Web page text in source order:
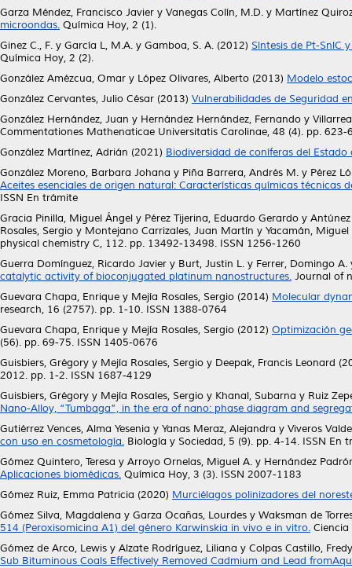
Garza Méndez, Francisco Javier y Vanegas Colín, M.D. y Martínez
microondas. Química Hoy, 2 (1).
Ginez C., F. y García L, M.A. y Gamboa, S. A. (2012) Síntesis de Pt-SnlC
Química Hoy, 2 (2).
González Amézcua, Omar y López Olivares, Alberto (2013) Modelo
González Cervantes, Julio César (2013) Vulnerabilidades de Seguridad
González Hernández, Juan y Hernández Hernández, Fernando y
Commentationes Mathenaticae Universitatis Carolinae, 48 (4). pp. 623-
González Martínez, Adrián (2021) Biodiversidad de coníferas del Estado
González Moreno, Barbara Johana y Piña Barrera, Andrés M. y Pérez
Aceites esenciales de origen natural: Características químicas técnicas
ISSN En trámite
Gracia Pinilla, Miguel Ángel y Pérez Tijerina, Eduardo Gerardo y
Rosales, Sergio y Montejano Carrizales, Juan Martín y Yacamán, Miguel
physical chemistry C, 112. pp. 13492-13498. ISSN 1256-1260
Guerra Domínguez, Ricardo Javier y Burt, Justin L. y Ferrer, Domingo A.
catalytic activity of bioconjugated platinum nanostructures. Journal of
Guevara Chapa, Enrique y Mejía Rosales, Sergio (2014) Molecular
research, 16 (2757). pp. 1-10. ISSN 1388-0764
Guevara Chapa, Enrique y Mejía Rosales, Sergio (2012) Optimización
(56). pp. 69-75. ISSN 1405-0676
Guisbiers, Grégory y Mejía Rosales, Sergio y Deepak, Francis Leonard
2012. pp. 1-2. ISSN 1687-4129
Guisbiers, Grégory y Mejía Rosales, Sergio y Khanal, Subarna y Ruiz
Nano-Alloy, “Tumbaga”, in the era of nano: phase diagram and
Gutiérrez Vences, Alma Yesenia y Yanas Meraz, Alejandra y Viveros
con uso en cosmetología. Biología y Sociedad, 5 (9). pp. 4-14. ISSN En
Gómez Quintero, Teresa y Arroyo Ornelas, Miguel A. y Hernández
Aplicaciones biomédicas. Química Hoy, 3 (3). ISSN 2007-1183
Gómez Ruiz, Emma Patricia (2020) Murciélagos polinizadores del
Gómez Silva, Magdalena y Garza Ocañas, Lourdes y Waksman de
514 (Peroxisomicina A1) del género Karwinskia in vivo e in vitro. Ciencia
Gómez de Arco, Lewis y Alzate Rodríguez, Liliana y Colpas Castillo, Fredy
Sub Bituminous Coals Effectively Removed Cadmium and Lead